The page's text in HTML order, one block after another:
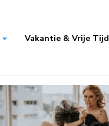
Vakantie & Vrije Tijd